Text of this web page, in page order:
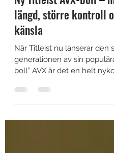
Ny Titleist AVX-boll –
längd, större kontroll
känsla
När Titleist nu lanserar den
generationen av sin
boll” AVX är det en helt